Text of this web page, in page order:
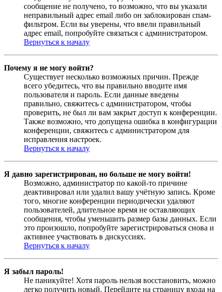
сообщение не получено, то возможно, что вы указали
неправильный адрес email либо он заблокирован спам-
фильтром. Если вы уверены, что ввели правильный
адрес email, попробуйте связаться с администратором.
Вернуться к началу
Почему я не могу войти?
Существует несколько возможных причин. Прежде
всего убедитесь, что вы правильно вводите имя
пользователя и пароль. Если данные введены
правильно, свяжитесь с администратором, чтобы
проверить, не был ли вам закрыт доступ к конференции.
Также возможно, что допущена ошибка в конфигурации
конференции, свяжитесь с администратором для
исправления настроек.
Вернуться к началу
Я давно зарегистрирован, но больше не могу войти!
Возможно, администратор по какой-то причине
деактивировал или удалил вашу учётную запись. Кроме
того, многие конференции периодически удаляют
пользователей, длительное время не оставляющих
сообщения, чтобы уменьшить размер базы данных. Если
это произошло, попробуйте зарегистрироваться снова и
активнее участвовать в дискуссиях.
Вернуться к началу
Я забыл пароль!
Не паникуйте! Хотя пароль нельзя восстановить, можно
легко получить новый. Перейдите на страницу входа на